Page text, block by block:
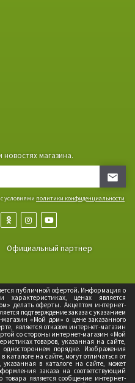
магазина.
условиями политики конфиденциальности
Официальный партнер
публичной офертой. Информация о
характеристиках, ценах является
делать оферты. Акцептом интернет-
подтверждение заказа с указанием
«Мой дом» о цене заказанного
является отказом интернет-магазин
со стороны интернет-магазин «Мой
товаров, указанная на сайте,
порядке. Изображения
на сайте, могут отличаться от
в каталоге на сайте, может
заказа на соответствующий
товара является сообщение интернет-